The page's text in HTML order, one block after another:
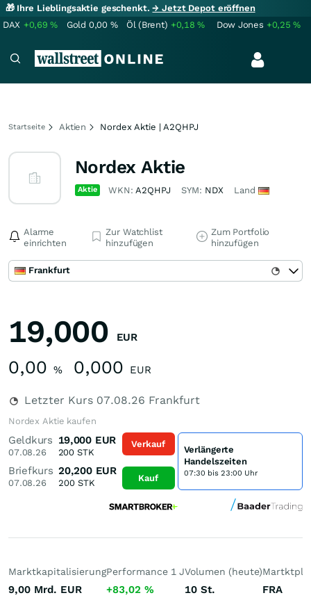
🎁 Ihre Lieblingsaktie geschenkt.→ Jetzt Depot eröffnen
DAX +0,69% Gold 0,00 % Öl (Brent) +0,18% Dow Jones +0,25%
Startseite Aktien Nordex Aktie | A2QHPJ
Nordex Aktie
Aktie WKN:A2QHPJ SYM: NDX Land
Alarme
einrichten
Zur Watchlist
hinzufügen
Zum Portfolio
hinzufügen
Frankfurt
19,000 EUR
0,00 % 0,000 EUR
Letzter Kurs 07.08.26 Frankfurt
Nordex Aktie kaufen
Geldkurs
07.08.26
19,000 EUR
200 STK
Briefkurs
07.08.26
20,200 EUR
200STK
Verkauf
Kauf
Verlängerte
Handelszeiten
07:30 bis 23:00 Uhr
Marktkapitalisierung
9,00 Mrd. EUR
Performance 1 J
+83,02 %
Volumen (heute)
10 St. FRA